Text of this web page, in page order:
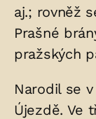
aj.; rovněž
Prašné
pražských
Narodil se
Újezdě. Ve